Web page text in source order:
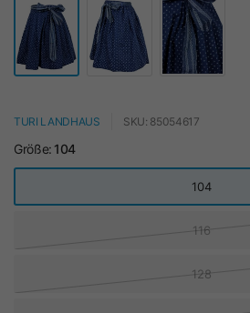
TURI LANDHAUS SKU: 85054617
Größe: 104
104
116
128